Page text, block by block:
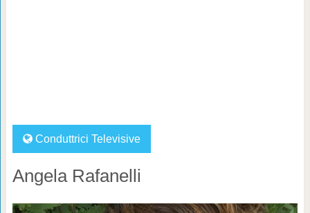
Conduttrici Televisive
Angela Rafanelli